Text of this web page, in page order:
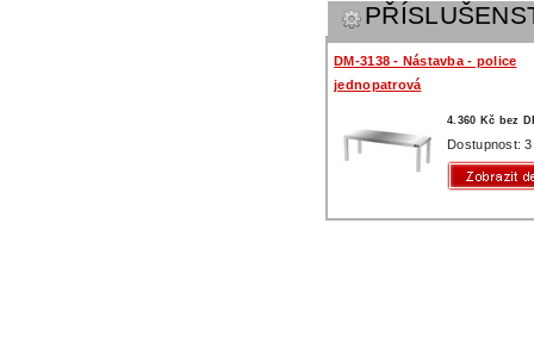
DM-3138 - Nástavba - police
jednopatrová
4.360 Kč bez
Dostupnost: